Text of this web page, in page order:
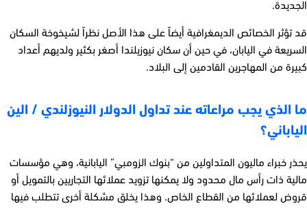
الجديدة.
قد تؤثر الخصائص الديمغرافية أيضاً على هذا الأصل نظراً لشيخوخة السكان
السريعة في اليابان، في حين أن سكان نيوزيلندا أصغر بكثير ولديهم أعداد
كبيرة من المهاجرين القادمين إلى البلاد.
ما الذي يجب مراعاته عند تداول الدولار النيوزلندي / الين
الياباني؟
يحذر خبراء ماليون المتداولين من “بنوك الزومبي” اليابانية، وهي مؤسسات
مالية ذات رأس مال محدود ولا يمكنها تزويد عملائها التجاريين بالتمويل أو
قروض لعملائها من القطاع الخاص. وهذا يخلق مشكلة أخرى تتطلب فيها